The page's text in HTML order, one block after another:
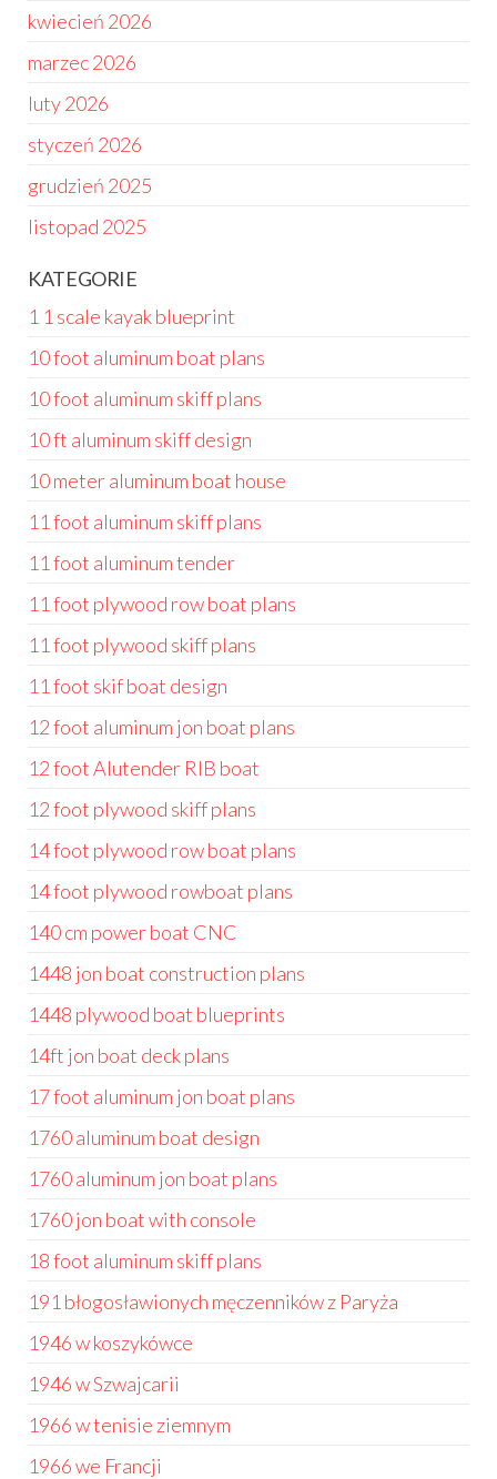
kwiecień 2026
marzec 2026
luty 2026
styczeń 2026
grudzień 2025
listopad 2025
KATEGORIE
1 1 scale kayak blueprint
10 foot aluminum boat plans
10 foot aluminum skiff plans
10 ft aluminum skiff design
10 meter aluminum boat house
11 foot aluminum skiff plans
11 foot aluminum tender
11 foot plywood row boat plans
11 foot plywood skiff plans
11 foot skif boat design
12 foot aluminum jon boat plans
12 foot Alutender RIB boat
12 foot plywood skiff plans
14 foot plywood row boat plans
14 foot plywood rowboat plans
140 cm power boat CNC
1448 jon boat construction plans
1448 plywood boat blueprints
14ft jon boat deck plans
17 foot aluminum jon boat plans
1760 aluminum boat design
1760 aluminum jon boat plans
1760 jon boat with console
18 foot aluminum skiff plans
191 błogosławionych męczenników z Paryża
1946 w koszykówce
1946 w Szwajcarii
1966 w tenisie ziemnym
1966 we Francji